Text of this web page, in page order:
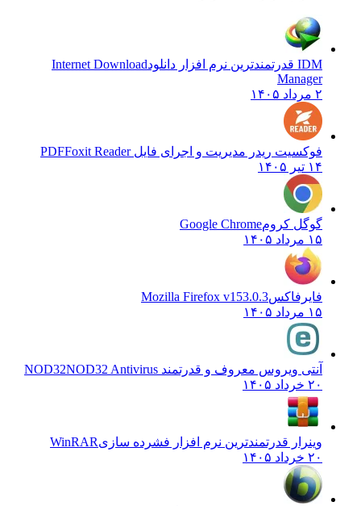
IDM قدرتمندترین نرم افزار دانلود
Internet Download
Manager
۲ مرداد ۱۴۰۵
فوکسیت ریدر مدیریت و اجرای فایل PDFFoxit Reader
۱۴ تیر ۱۴۰۵
گوگل کرومGoogle Chrome
۱۵ مرداد ۱۴۰۵
فایرفاکسMozilla Firefox v153.0.3
۱۵ مرداد ۱۴۰۵
آنتی ویروس معروف و قدرتمند NOD32 NOD32 Antivirus
۲۰ خرداد ۱۴۰۵
وینرار قدرتمندترین نرم افزار فشرده سازیWinRAR
۲۰ خرداد ۱۴۰۵